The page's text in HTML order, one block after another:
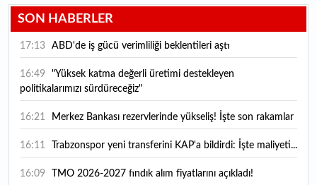
SON HABERLER
17:13 ABD'de iş gücü verimliliği beklentileri aştı
16:49
politikalarımızı sürdüreceğiz"
16:21 Merkez Bankası rezervlerinde yükseliş! İşte son rakamlar
16:11 Trabzonspor yeni transferini KAP'a bildirdi: İşte maliyeti...
16:09 TMO 2026-2027 fındık alım fiyatlarını açıkladı!